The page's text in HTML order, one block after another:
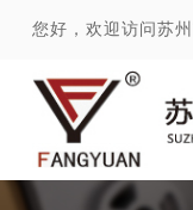
您好，欢迎访问苏